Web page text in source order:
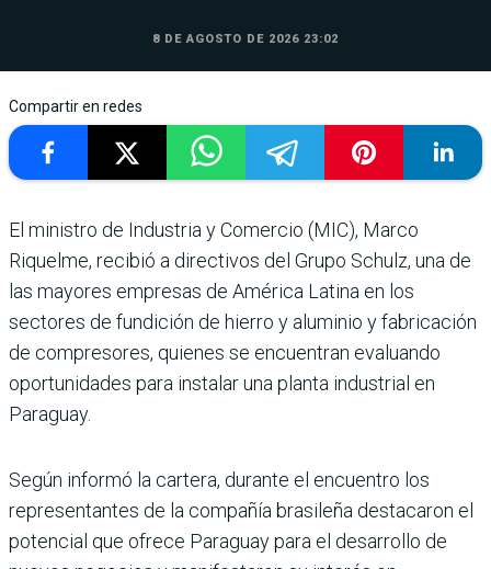
8 DE AGOSTO DE 2026 23:02
Compartir en redes
El ministro de Indus­tria y Comer­cio (MIC), Marco
Riquelme, recibió a directivos del Grupo Schulz, una de
las mayores empresas de Amé­rica Latina en los
sectores de fundición de hierro y aluminio y fabricación
de compresores, quienes se encuentran eva­luando
oportunidades para instalar una planta industrial en
Paraguay.
Según informó la cartera, durante el encuentro los
representantes de la com­pañía brasileña destacaron el
potencial que ofrece Para­guay para el desarrollo de